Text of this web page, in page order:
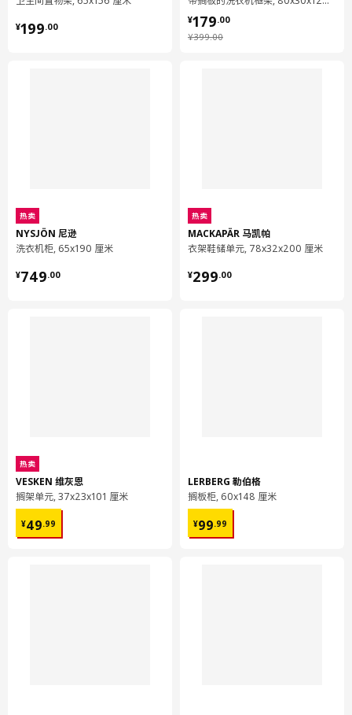
性之一。从摩天大楼、汽车到床架和户外家具，都有钢在起承重作
用。钢产业正在朝着节能化生产和提升钢材质量的方向发展。在回
¥199.00
¥ 199.00
热卖
NYSJÖN 尼逊
洗衣机柜, 65x190 厘米
¥749.00
¥ 749.00
热卖
VESKEN 维灰恩
搁架单元, 37x23x101 厘米
¥49.99
¥ 49.99
¥399.00
¥ 399.00
¥179.00
¥ 179.00
热卖
MACKAPÄR 马凯帕
衣架鞋储单元, 78x32x200 厘米
¥299.00
¥ 299.00
LERBERG 勒伯格
搁板柜, 60x148 厘米
¥99.99
¥ 99.99